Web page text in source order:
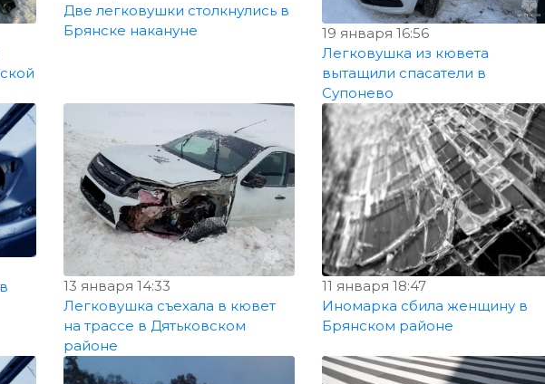
Две легковушки столкнулись в
Брянске накануне
19 января 16:56
Легковушка из кювета
вытащили спасатели в
Супонево
13 января 14:33
Легковушка съехала в кювет
на трассе в Дятьковском
районе
11 января 18:47
Иномарка сбила женщину в
Брянском районе